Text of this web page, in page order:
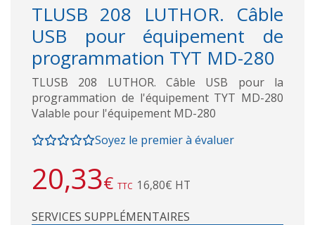
TLUSB 208 LUTHOR. Câble
USB pour équipement de
programmation TYT MD-280
TLUSB 208 LUTHOR. Câble USB pour la
programmation de l'équipement TYT MD-280
Valable pour l'équipement MD-280
Soyez le premier à évaluer
20,33€ TTC 16,80€ HT
SERVICES SUPPLÉMENTAIRES